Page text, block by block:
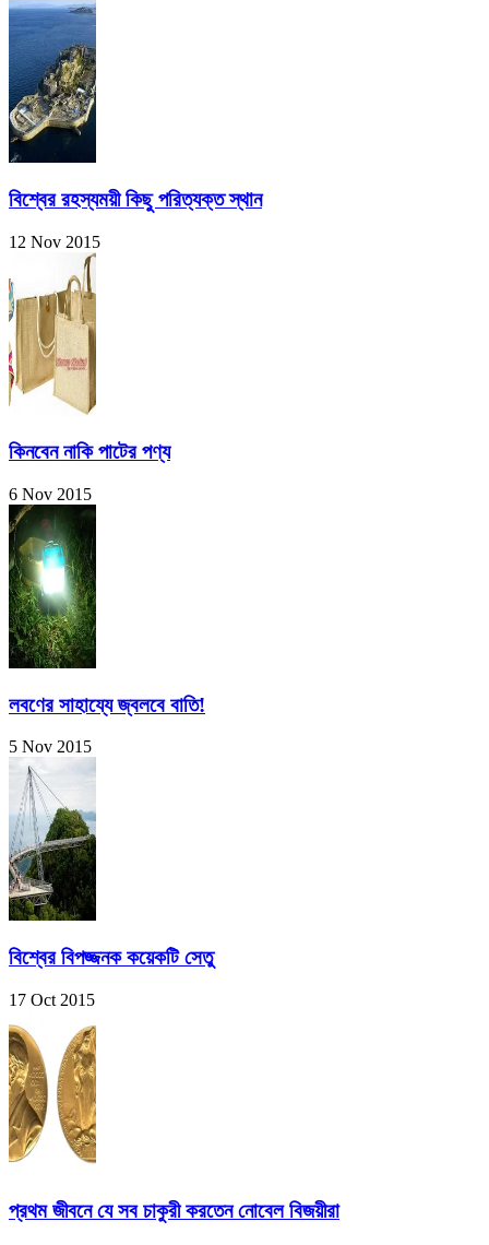
বিশ্বের রহস্যময়ী কিছু পরিত্যক্ত স্থান
12 Nov 2015
কিনবেন নাকি পাটের পণ্য
6 Nov 2015
লবণের সাহায্যে জ্বলবে বাতি!
5 Nov 2015
বিশ্বের বিপজ্জনক কয়েকটি সেতু
17 Oct 2015
প্রথম জীবনে যে সব চাকুরী করতেন নোবেল বিজয়ীরা